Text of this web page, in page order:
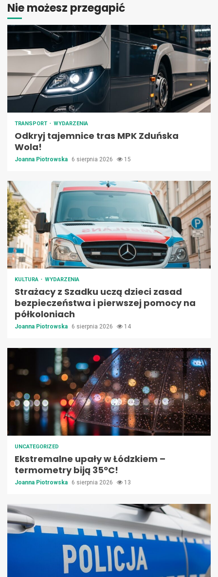
Nie możesz przegapić
TRANSPORT WYDARZENIA
Odkryj tajemnice tras MPK Zduńska
Wola!
Joanna Piotrowska 6 sierpnia 2026 15
KULTURA WYDARZENIA
Strażacy z Szadku uczą dzieci zasad
bezpieczeństwa i pierwszej pomocy na
półkoloniach
Joanna Piotrowska 6 sierpnia 2026 14
UNCATEGORIZED
Ekstremalne upały w Łódzkiem –
termometry biją 35ºC!
Joanna Piotrowska 6 sierpnia 2026 13